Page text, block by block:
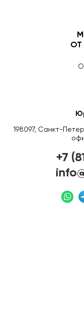
ОТ
198097, Санкт-
+7